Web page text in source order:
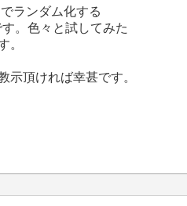
ランダム化する
。色々と試してみた
。
示頂ければ幸甚です。